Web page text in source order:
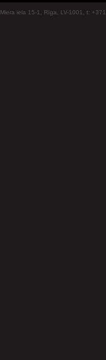
Miera iela 15-1, Rīga, LV-1001, t: